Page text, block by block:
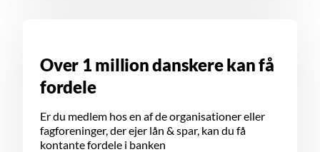
Over 1 million danskere kan få
fordele
Er du medlem hos en af de organisationer eller
fagforeninger, der ejer lån & spar, kan du få
kontante fordele i banken